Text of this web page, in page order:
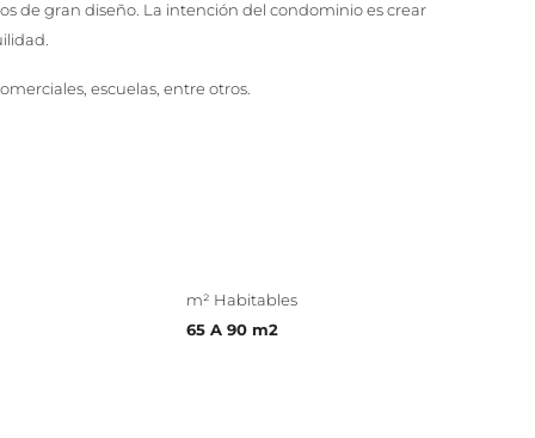
de gran diseño. La intención del condominio es crear
escuelas, entre otros.
m² Habitables
65 A 90 m2